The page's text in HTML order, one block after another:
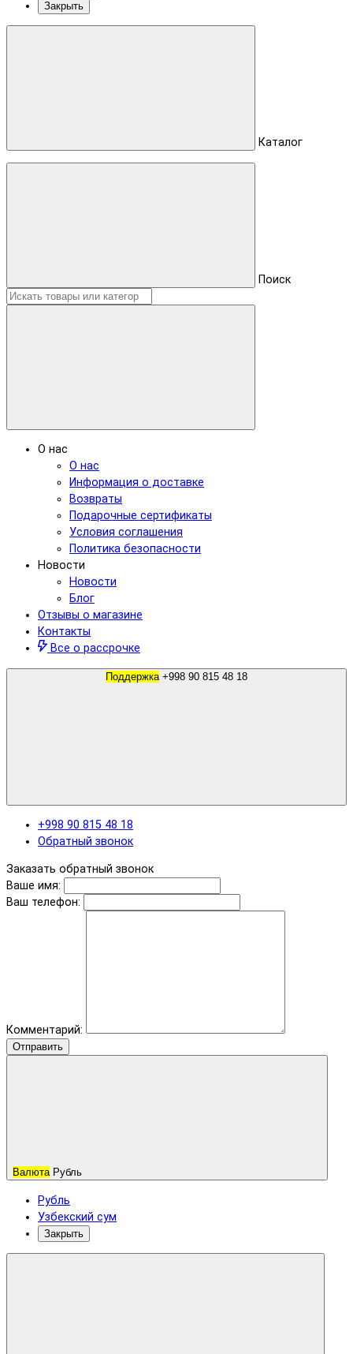
Закрыть
Каталог
Поиск
О нас
О нас
Информация о доставке
Возвраты
Подарочные сертификаты
Условия соглашения
Политика безопасности
Новости
Новости
Блог
Отзывы о магазине
Контакты
Все о рассрочке
Поддержка
+998 90 815 48 18
Обратный звонок
Заказать обратный звонок
Ваше имя:
Ваш телефон:
Комментарий:
Отправить
Валюта Рубль
Рубль
Узбекский сум
Закрыть